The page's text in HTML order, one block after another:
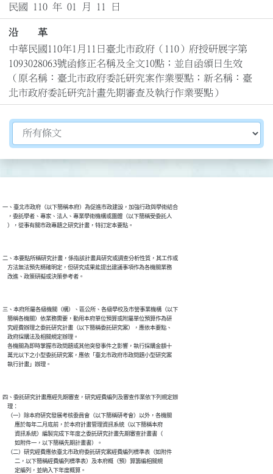
民國 110 年 01 月 11 日
沿 革
中華民國110年1月11日臺北市政府（110）府授研展字第
1093028063號函修正名稱及全文10點；並自函頒日生效
（原名稱：臺北市政府委託研究案作業要點；新名稱：臺
北市政府委託研究計畫先期審查及執行作業要點）
切換選擇法規資訊內容
一、臺北市政府（以下簡稱本府）為促進市政建設，加強行政與學術結合
    ，委託學者、專家、法人、專業學術機構或團體（以下簡稱受委託人
二、本要點所稱研究計畫，係指該計畫具研究或調查分析性質，其工作或
    方法無法預先精確明定，但研究成果能提出建議事項作為各機關業務
三、本府所屬各級機關（構）、區公所、各級學校及市營事業機構（以下
    簡稱各機關）依業務需要，動用本府單位預算或附屬單位預算作為研
    究經費辦理之委託研究計畫（以下簡稱委託研究案），應依本要點、
    政府採購法及相關規定辦理。
    各機關為即時掌握市政問題或其他突發事件之影響，執行採購金額十
    萬元以下之小型委託研究案，應依「臺北市政府市政問題小型研究案
四、委託研究計畫應經先期審查，研究經費編列及審查作業依下列規定辦
    理：
    （一）除本府研究發展考核委員會（以下簡稱研考會）以外，各機關
          應於每年二月底前，於本府計畫管理資訊系統（以下簡稱本府
          資訊系統）編製完成下年度之委託研究計畫先期審查計畫書（
          如附件一，以下簡稱先期計畫書）。
    （二）研究經費應依臺北市政府委託研究案經費編列標準表（如附件
          二，以下簡稱經費編列標準表）及本府概（預）算籌編相關規
          定編列，並納入下年度概算。